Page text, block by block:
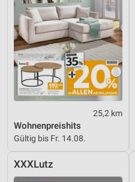
25,2 km
Wohnenpreishits
Gültig bis Fr. 14.08.
XXXLutz